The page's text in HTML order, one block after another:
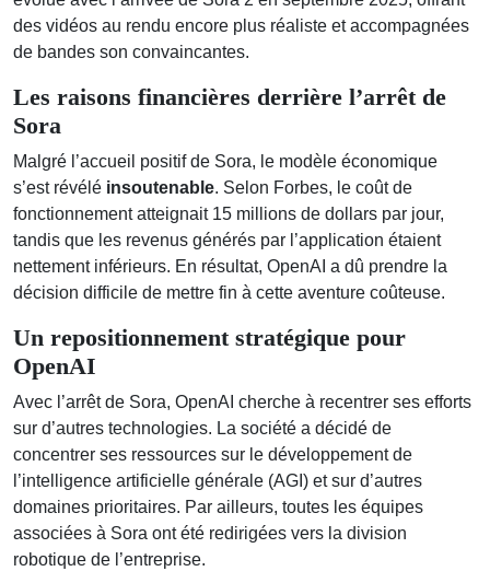
des vidéos au rendu encore plus réaliste et accompagnées
de bandes son convaincantes.
Les raisons financières derrière l’arrêt de
Sora
Malgré l’accueil positif de Sora, le modèle économique
s’est révélé insoutenable. Selon Forbes, le coût de
fonctionnement atteignait 15 millions de dollars par jour,
tandis que les revenus générés par l’application étaient
nettement inférieurs. En résultat, OpenAI a dû prendre la
décision difficile de mettre fin à cette aventure coûteuse.
Un repositionnement stratégique pour
OpenAI
Avec l’arrêt de Sora, OpenAI cherche à recentrer ses efforts
sur d’autres technologies. La société a décidé de
concentrer ses ressources sur le développement de
l’intelligence artificielle générale (AGI) et sur d’autres
domaines prioritaires. Par ailleurs, toutes les équipes
associées à Sora ont été redirigées vers la division
robotique de l’entreprise.